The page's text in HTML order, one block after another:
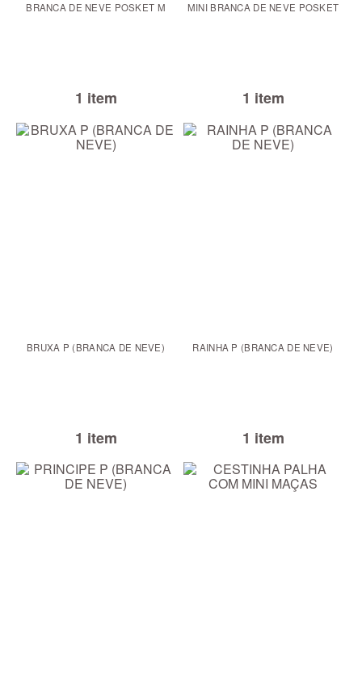
BRANCA DE NEVE POSKET M
1 item
MINI BRANCA DE NEVE POSKET
1 item
BRUXA P (BRANCA DE NEVE)
1 item
RAINHA P (BRANCA DE NEVE)
1 item